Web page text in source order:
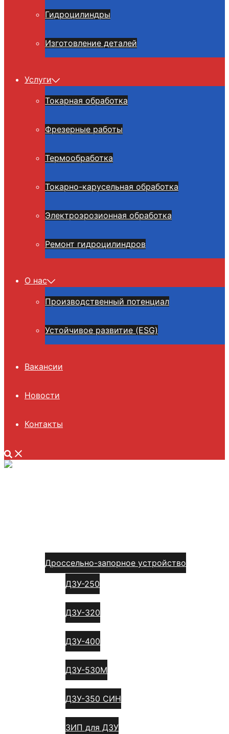
Гидроцилиндры
Изготовление деталей
Услуги
Токарная обработка
Фрезерные работы
Термообработка
Токарно-карусельная обработка
Электроэрозионная обработка
Ремонт гидроцилиндров
О нас
Производственный потенциал
Устойчивое развитие (ESG)
Вакансии
Новости
Контакты
Поиск
Дроссельно-запорное устройство
ДЗУ-250
ДЗУ-320
ДЗУ-400
ДЗУ-530М
ДЗУ-350 СИН
ЗИП для ДЗУ